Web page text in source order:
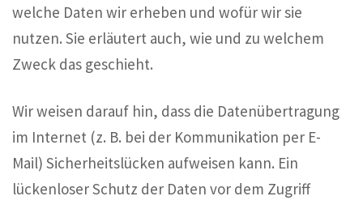
welche Daten wir erheben und wofür wir sie
nutzen. Sie erläutert auch, wie und zu welchem
Zweck das geschieht.
Wir weisen darauf hin, dass die Datenübertragung
im Internet (z. B. bei der Kommunikation per E-
Mail) Sicherheitslücken aufweisen kann. Ein
lückenloser Schutz der Daten vor dem Zugriff